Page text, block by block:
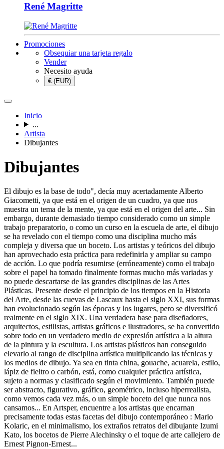
René Magritte
Promociones
Obsequiar una tarjeta regalo
Vender
Necesito ayuda
€ (EUR)
Inicio
...
Artista
Dibujantes
Dibujantes
El dibujo es la base de todo", decía muy acertadamente Alberto
Giacometti, ya que está en el origen de un cuadro, ya que nos
muestra un tema de la mente, ya que está en el origen del arte... Sin
embargo, durante demasiado tiempo considerado como un simple
trabajo preparatorio, o como un curso en la escuela de arte, el dibujo
se ha revelado con el tiempo como una disciplina mucho más
compleja y diversa que un boceto. Los artistas y teóricos del dibujo
han aprovechado esta práctica para redefinirla y ampliar su campo
de acción. Lo que podría resumirse (erróneamente) como el trabajo
sobre el papel ha tomado finalmente formas mucho más variadas y
no puede descartarse de las grandes disciplinas de las Artes
Plásticas. Presente desde el principio de los tiempos en la Historia
del Arte, desde las cuevas de Lascaux hasta el siglo XXI, sus formas
han evolucionado según las épocas y los lugares, pero se diversificó
realmente en el siglo XIX. Una verdadera base para diseñadores,
arquitectos, estilistas, artistas gráficos e ilustradores, se ha convertido
sobre todo en un verdadero medio de expresión artística a la altura
de la pintura y la escultura. Los artistas plásticos han conseguido
elevarlo al rango de disciplina artística multiplicando las técnicas y
los medios de dibujo. Ya sea en tinta china, gouache, acuarela, estilo,
lápiz de fieltro o carbón, está, como cualquier práctica artística,
sujeto a normas y clasificado según el movimiento. También puede
ser abstracto, figurativo, gráfico, geométrico, incluso hiperrealista,
como vemos cada vez más, o un simple boceto del que nunca nos
cansamos... En Artsper, encuentre a los artistas que encarnan
precisamente todas estas facetas del dibujo contemporáneo : Mario
Kolaric, en el minimalismo, los extraños retratos del dibujante Izumi
Kato, los bocetos de Pierre Alechinsky o el toque de arte callejero de
Ernest Pignon-Ernest...